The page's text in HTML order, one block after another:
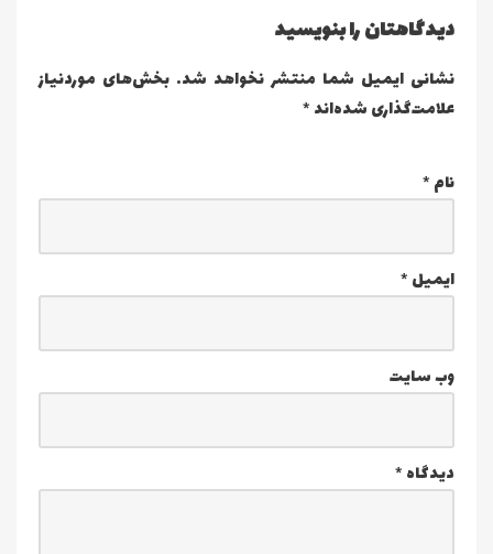
دیدگاهتان را بنویسید
نشانی ایمیل شما منتشر نخواهد شد. بخش‌های موردنیاز
علامت‌گذاری شده‌اند*
نام*
ایمیل*
وب‌ سایت
دیدگاه*